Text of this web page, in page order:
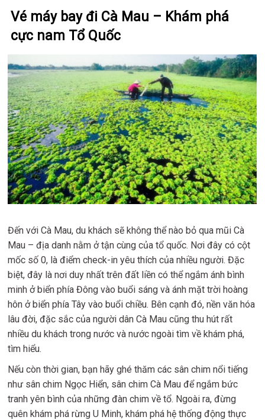
Vé máy bay đi Cà Mau – Khám phá
cực nam Tổ Quốc
Đến với Cà Mau, du khách sẽ không thể nào bỏ qua mũi Cà
Mau – địa danh nằm ở tận cùng của tổ quốc. Nơi đây có cột
mốc số 0, là điểm check-in yêu thích của nhiều người. Đặc
biệt, đây là nơi duy nhất trên đất liền có thể ngắm ánh bình
minh ở biển phía Đông vào buổi sáng và ánh mặt trời hoàng
hôn ở biển phía Tây vào buổi chiều. Bên cạnh đó, nền văn hóa
lâu đời, đặc sắc của người dân Cà Mau cũng thu hút rất
nhiều du khách trong nước và nước ngoài tìm về khám phá,
tìm hiểu.
Nếu còn thời gian, bạn hãy ghé thăm các sân chim nổi tiếng
như sân chim Ngọc Hiển, sân chim Cà Mau để ngắm bức
tranh yên bình của những đàn chim về tổ. Ngoài ra, đừng
quên khám phá rừng U Minh, khám phá hệ thống động thực